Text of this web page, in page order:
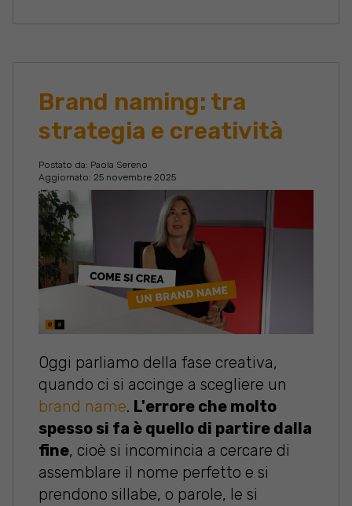
Brand naming: tra
strategia e creatività
Postato da: Paola Sereno
Aggiornato: 25 novembre 2025
Oggi parliamo della fase creativa,
quando ci si accinge a scegliere un
brand name. L'errore che molto
spesso si fa è quello di partire dalla
fine, cioè si incomincia a cercare di
assemblare il nome perfetto e si
prendono sillabe, o parole, le si